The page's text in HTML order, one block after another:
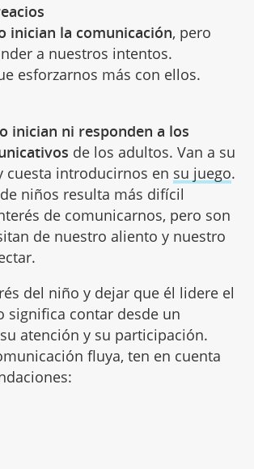
inician la comunicación, pero
a nuestros intentos.
esforzarnos más con ellos.
inician ni responden a los
de los adultos. Van a su
introducirnos en su juego.
niños resulta más difícil
de comunicarnos, pero son
de nuestro aliento y nuestro
del niño y dejar que él lidere el
significa contar desde un
atención y su participación.
fluya, ten en cuenta